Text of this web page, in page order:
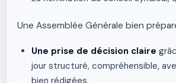
Une Assemblée Générale bien
Une prise de décision claire
jour structuré, compréhensible,
bien rédigées.